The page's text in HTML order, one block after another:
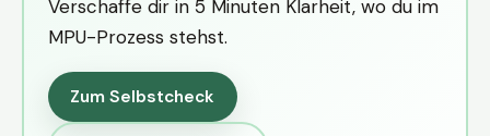
Verschaffe dir in 5 Minuten Klarheit, wo du im
MPU-Prozess stehst.
Zum Selbstcheck